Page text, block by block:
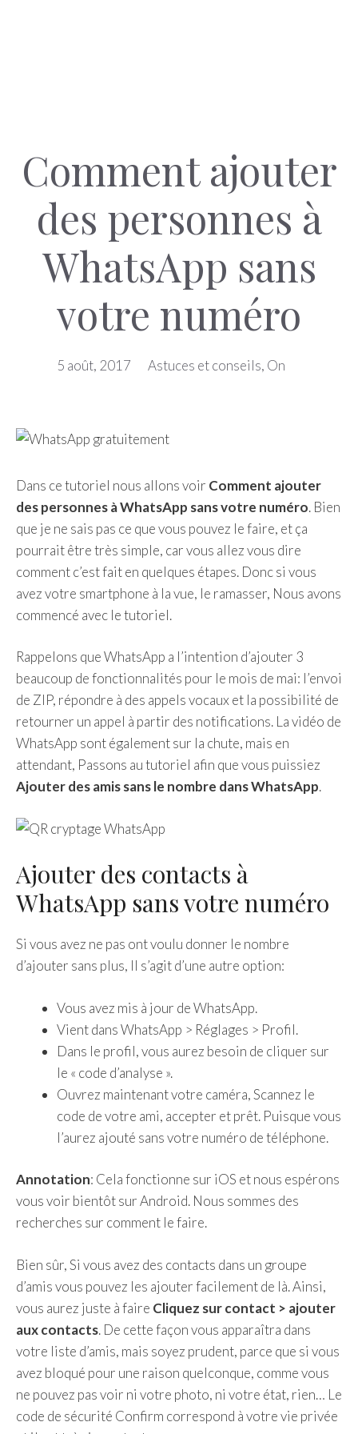
Comment ajouter
des personnes à
WhatsApp sans
votre numéro
5 août, 2017 Astuces et conseils, On
Dans ce tutoriel nous allons voir Comment ajouter
des personnes à WhatsApp sans votre numéro. Bien
que je ne sais pas ce que vous pouvez le faire, et ça
pourrait être très simple, car vous allez vous dire
comment c’est fait en quelques étapes. Donc si vous
avez votre smartphone à la vue, le ramasser, Nous avons
commencé avec le tutoriel.
Rappelons que WhatsApp a l’intention d’ajouter 3
beaucoup de fonctionnalités pour le mois de mai: l’envoi
de ZIP, répondre à des appels vocaux et la possibilité de
retourner un appel à partir des notifications. La vidéo de
WhatsApp sont également sur la chute, mais en
attendant, Passons au tutoriel afin que vous puissiez
Ajouter des amis sans le nombre dans WhatsApp.
Ajouter des contacts à
WhatsApp sans votre numéro
Si vous avez ne pas ont voulu donner le nombre
d’ajouter sans plus, Il s’agit d’une autre option:
Vous avez mis à jour de WhatsApp.
Vient dans WhatsApp > Réglages > Profil.
Dans le profil, vous aurez besoin de cliquer sur
le « code d’analyse ».
Ouvrez maintenant votre caméra, Scannez le
code de votre ami, accepter et prêt. Puisque vous
l’aurez ajouté sans votre numéro de téléphone.
Annotation: Cela fonctionne sur iOS et nous espérons
vous voir bientôt sur Android. Nous sommes des
recherches sur comment le faire.
Bien sûr, Si vous avez des contacts dans un groupe
d’amis vous pouvez les ajouter facilement de là. Ainsi,
vous aurez juste à faire Cliquez sur contact > ajouter
aux contacts. De cette façon vous apparaîtra dans
votre liste d’amis, mais soyez prudent, parce que si vous
avez bloqué pour une raison quelconque, comme vous
ne pouvez pas voir ni votre photo, ni votre état, rien… Le
code de sécurité Confirm correspond à votre vie privée